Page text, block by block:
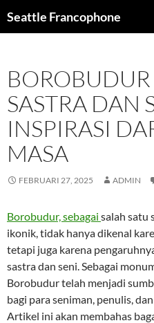
keSeattle Francophone
SASTRA DAN
INSPIRASI
MASA
FEBRUARI 27, 2025 ADMIN
Borobudur, sebagai salah satu
ikonik, tidak hanya dikenal
tetapi juga karena
sastra dan seni. Sebagai
Borobudur telah menjadi
bagi para seniman, penulis,
Artikel ini akan membahas